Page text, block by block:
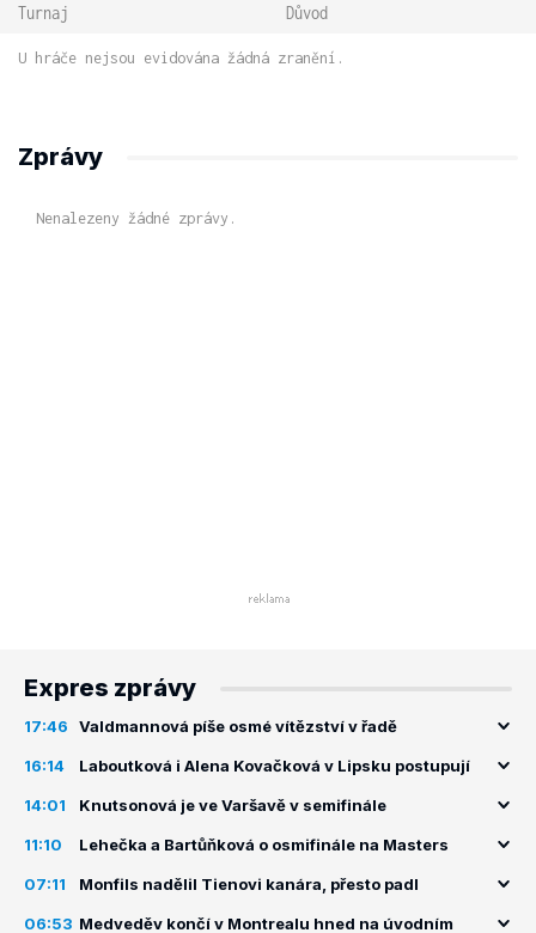
Turnaj Důvod
U hráče nejsou evidována žádná zranění.
Zprávy
Nenalezeny žádné zprávy.
Expres zprávy
17:46 Valdmannová píše osmé vítězství v řadě
16:14 Laboutková i Alena Kovačková v Lipsku postupují
14:01 Knutsonová je ve Varšavě v semifinále
11:10 Lehečka a Bartůňková o osmifinále na Masters
07:11 Monfils nadělil Tienovi kanára, přesto padl
06:53 Medveděv končí v Montrealu hned na úvodním